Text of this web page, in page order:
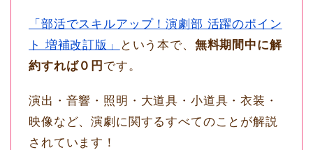
「部活でスキルアップ！演劇部 活躍のポイン
ト 増補改訂版」
という本で、 無料期間中に解
約すれば０円 です。
演出・音響・照明・大道具・小道具・衣装・
映像など、演劇に関するすべてのことが解説
されています！